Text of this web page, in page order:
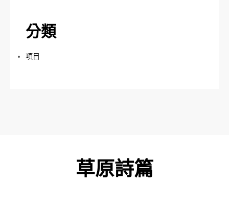
分類
項目
草原詩篇